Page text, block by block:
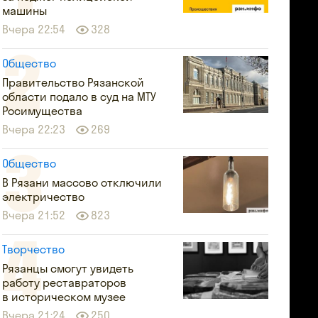
машины
Вчера 22:54
328
Общество
Правительство Рязанской
области подало в суд на МТУ
Росимущества
Вчера 22:23
269
Общество
В Рязани массово отключили
электричество
Вчера 21:52
823
Творчество
Рязанцы смогут увидеть
работу реставраторов
в историческом музее
Вчера 21:24
250